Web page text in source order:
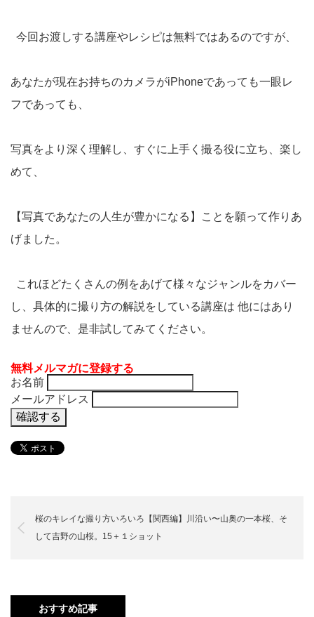
今回お渡しする講座やレシピは無料ではあるのですが、
あなたが現在お持ちのカメラがiPhoneであっても一眼レ
フであっても、
写真をより深く理解し、すぐに上手く撮る役に立ち、楽し
めて、
【写真であなたの人生が豊かになる】ことを願って作りあ
げました。
これほどたくさんの例をあげて様々なジャンルをカバー
し、具体的に撮り方の解説をしている講座は 他にはあり
ませんので、是非試してみてください。
無料メルマガに登録する
お名前
メールアドレス
桜のキレイな撮り方いろいろ【関西編】川沿い〜山奥の一本桜、そ
して吉野の山桜。15＋１ショット
おすすめ記事